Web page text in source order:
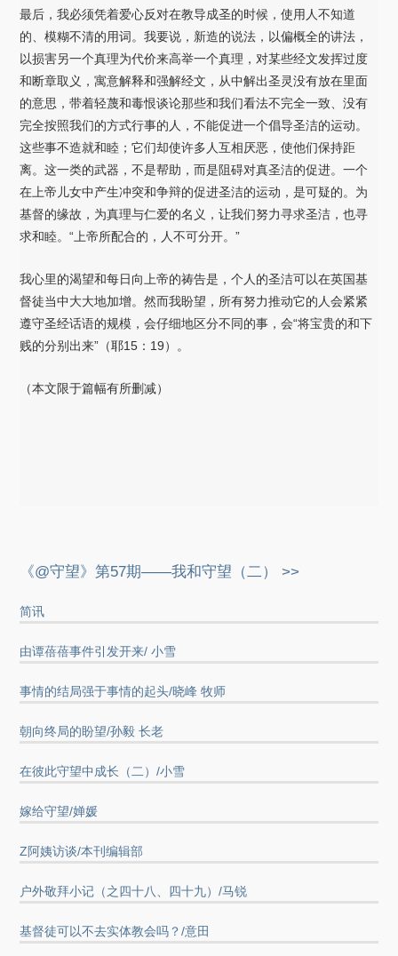
最后，我必须凭着爱心反对在教导成圣的时候，使用人不知道
的、模糊不清的用词。我要说，新造的说法，以偏概全的讲法，
以损害另一个真理为代价来高举一个真理，对某些经文发挥过度
和断章取义，寓意解释和强解经文，从中解出圣灵没有放在里面
的意思，带着轻蔑和毒恨谈论那些和我们看法不完全一致、没有
完全按照我们的方式行事的人，不能促进一个倡导圣洁的运动。
这些事不造就和睦；它们却使许多人互相厌恶，使他们保持距
离。这一类的武器，不是帮助，而是阻碍对真圣洁的促进。一个
在上帝儿女中产生冲突和争辩的促进圣洁的运动，是可疑的。为
基督的缘故，为真理与仁爱的名义，让我们努力寻求圣洁，也寻
求和睦。“上帝所配合的，人不可分开。”
我心里的渴望和每日向上帝的祷告是，个人的圣洁可以在英国基
督徒当中大大地加增。然而我盼望，所有努力推动它的人会紧紧
遵守圣经话语的规模，会仔细地区分不同的事，会“将宝贵的和下
贱的分别出来”（耶15：19）。
（本文限于篇幅有所删减）
《@守望》第57期——我和守望（二） >>
简讯
由谭蓓蓓事件引发开来/ 小雪
事情的结局强于事情的起头/晓峰 牧师
朝向终局的盼望/孙毅 长老
在彼此守望中成长（二）/小雪
嫁给守望/婵媛
Z阿姨访谈/本刊编辑部
户外敬拜小记（之四十八、四十九）/马锐
基督徒可以不去实体教会吗？/意田